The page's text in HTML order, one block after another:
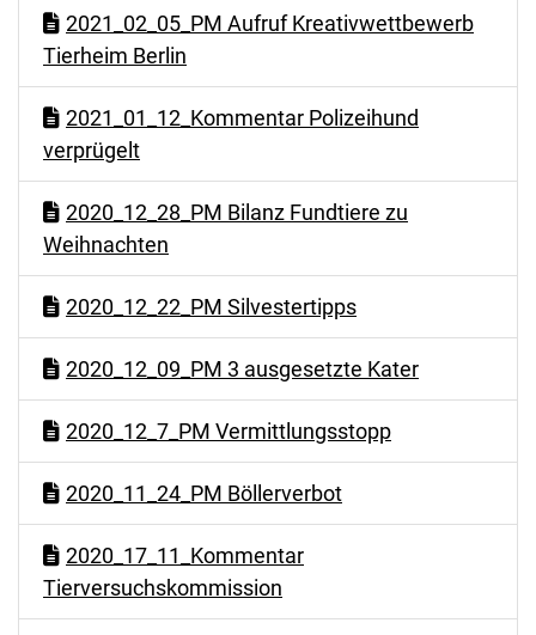
2021_02_05_PM Aufruf Kreativwettbewerb
Tierheim Berlin
2021_01_12_Kommentar Polizeihund
verprügelt
2020_12_28_PM Bilanz Fundtiere zu
Weihnachten
2020_12_22_PM Silvestertipps
2020_12_09_PM 3 ausgesetzte Kater
2020_12_7_PM Vermittlungsstopp
2020_11_24_PM Böllerverbot
2020_17_11_Kommentar
Tierversuchskommission